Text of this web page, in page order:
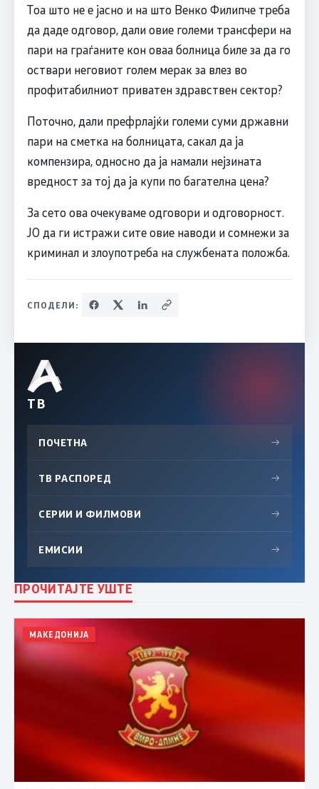
Тоа што не е јасно и на што Венко Филипче треба
да даде одговор, дали овие големи трансфери на
пари на граѓаните кон оваа болница биле за да го
оствари неговиот голем мерак за влез во
профитабилниот приватен здравствен сектор?
Поточно, дали префрлајќи големи суми државни
пари на сметка на болницата, сакал да ја
компензира, односно да ја намали нејзината
вредност за тој да ја купи по багателна цена?
За сето ова очекуваме одговори и одговорност.
ЈО да ги истражи сите овие наводи и сомнежи за
криминал и злоупотреба на службената положба.
СПОДЕЛИ:
ТВ
ПОЧЕТНА →
ТВ РАСПОРЕД →
СЕРИИ И ФИЛМОВИ →
ЕМИСИИ →
ПРОЧИТАЈТЕ УШТЕ
МАКЕДОНИЈА